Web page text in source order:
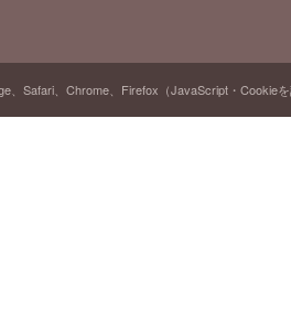
、Safari、Chrome、Firefox（JavaScript・Cookie